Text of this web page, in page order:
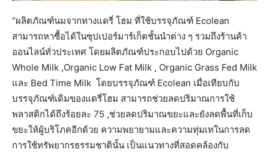
“ผลิตภัณฑ์นมจากทางแดรี่ โฮม ที่ใช้บรรจุภัณฑ์ Ecolean
สามารถหาซื้อได้ในซุปเปอร์มาร์เก็ตชั้นนำต่าง ๆ รวมถึงร้านค้า
ออนไลน์ทั่วประเทศ โดยผลิตภัณฑ์ประกอบไปด้วย Organic
Whole Milk ,Organic Low Fat Milk , Organic Grass Fed Milk
และ Bed Time Milk โดยบรรจุภัณฑ์ Ecolean เมื่อเทียบกับ
บรรจุภัณฑ์เดิมของแดรี่โฮม สามารถช่วยลดปริมาณการใช้
พลาสติกได้ถึงร้อยละ 75 ,ช่วยลดปริมาณขยะและยังลดพื้นที่เก็บ
ขยะให้ผู้บริโภคอีกด้วย ความพยายามและความทุ่มเทในการลด
การใช้ทรัพยากรธรรมชาตินั้น เป็นแนวทางที่สอดคล้องกับ